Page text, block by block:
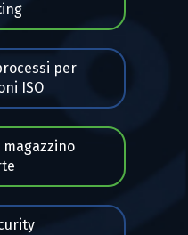
per
ISO